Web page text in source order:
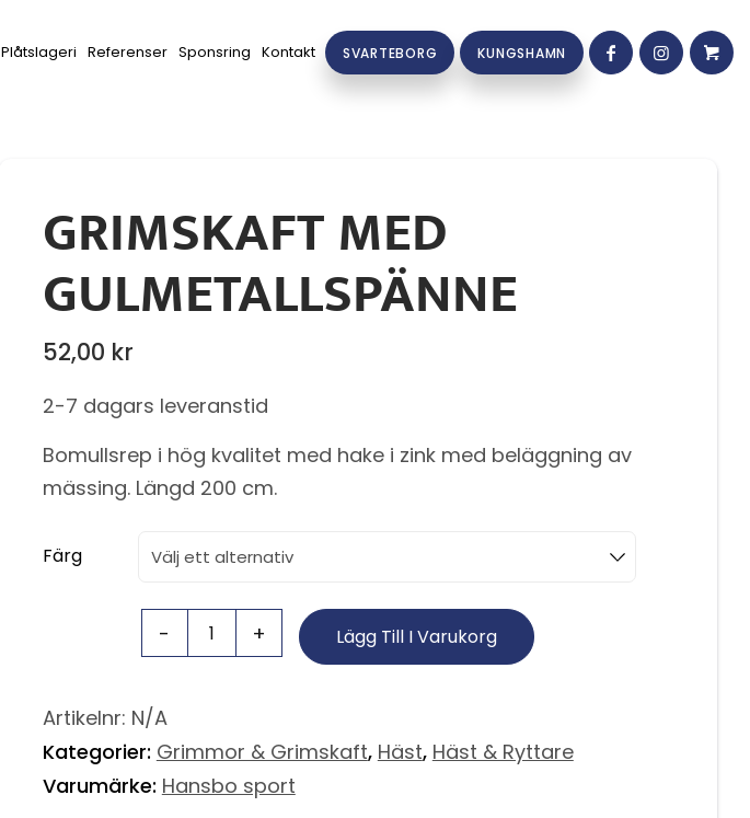
Plåtslageri Referenser Sponsring Kontakt SVARTEBORG KUNGSHAMN
GRIMSKAFT MED
GULMETALLSPÄNNE
52,00 kr
2-7 dagars leveranstid
Bomullsrep i hög kvalitet med hake i zink med beläggning av
mässing. Längd 200 cm.
Färg
Lägg Till I Varukorg
Artikelnr: N/A
Kategorier: Grimmor & Grimskaft, Häst, Häst & Ryttare
Varumärke: Hansbo sport